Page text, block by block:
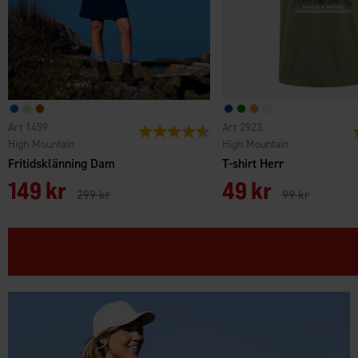
Fritidsklänning Dam
High Mountain
Art 1459 Betyg: 4.4 utav 5 stjärnor
149 kr 299 kr
T-shirt Herr
High Mountain
Art 2923
49 kr 99 kr